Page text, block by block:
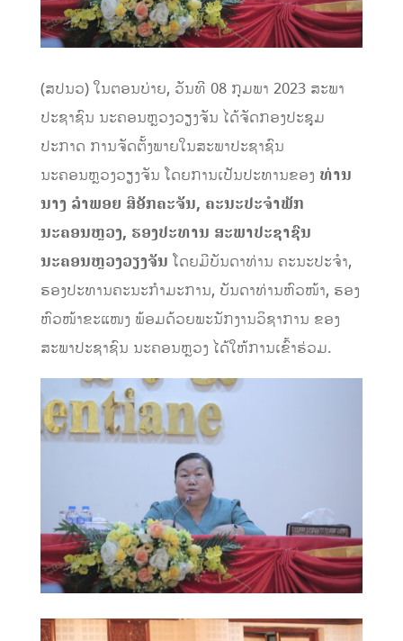
(ສປນວ) ໃນຕອນບ່າຍ, ວັນທີ 08 ກຸມພາ 2023 ສະພາ
ປະຊາຊົນ ນະຄອນຫຼວງວຽງຈັນ ໄດ້ຈັດກອງປະຊຸມ
ປະກາດ ການຈັດຕັ້ງພາຍໃນສະພາປະຊາຊົນ
ນະຄອນຫຼວງວຽງຈັນ ໂດຍການເປັນປະທານຂອງ ທ່ານ
ນາງ ລຳພອຍ ສີອັກຄະຈັນ, ຄະນະປະຈຳພັກ
ນະຄອນຫຼວງ, ຮອງປະທານ ສະພາປະຊາຊົນ
ນະຄອນຫຼວງວຽງຈັນ ໂດຍມີບັນດາທ່ານ ຄະນະປະຈໍາ,
ຮອງປະທານຄະນະກຳມະການ, ບັນດາທ່ານຫົວໜ້າ, ຮອງ
ຫົວໜ້າຂະແໜງ ພ້ອມດ້ວຍພະນັກງານວິຊາການ ຂອງ
ສະພາປະຊາຊົນ ນະຄອນຫຼວງ ໄດ້ໃຫ້ການເຂົ້າຮ່ວມ.